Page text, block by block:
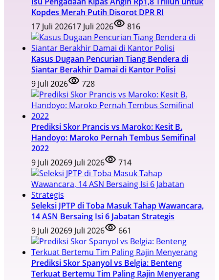
Kopdes Merah Putih Disorot DPR RI
17 Juli 202617 Juli 2026 816
Kasus Dugaan Pencurian Tiang Bendera di
Siantar Berakhir Damai di Kantor Polisi
9 Juli 2026
728
Prediksi Skor Prancis vs Maroko: Kesit B.
Handoyo: Maroko Pernah Tembus Semifinal
2022
9 Juli 20269 Juli 2026 714
Seleksi JPTP di Toba Masuk Tahap Wawancara,
14 ASN Bersaing Isi 6 Jabatan Strategis
9 Juli 20269 Juli 2026 661
Prediksi Skor Spanyol vs Belgia: Benteng
Terkuat Bertemu Tim Paling Rajin Menyerang